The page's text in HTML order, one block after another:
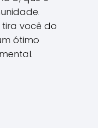
você do
ótimo